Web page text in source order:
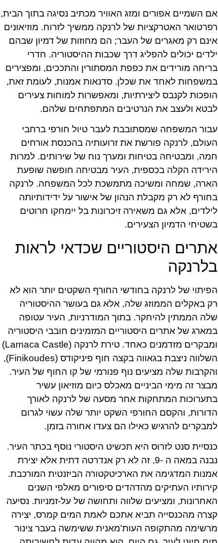
אם השמיים אפורים ומזג האוויר מכתיב נסיגה בתוך הבית,
רפרטואר האטרקציות של לרנקה ממשיך לזרוח. מוזיאונים
אינם רק מאגרים של העבר; הם מחוזות של דמיון שבהם
ילדים יכולים להפליג דרך שכבות ההיסטוריה. חדרי
בריחה מורידים את כפפת המסתורין והתככים, ומפצירים
במשפחות לאחד את שכלן. סדנאות אמנות, לעומת זאת,
הופכות לקנבס ליצירתיות, ומאפשרות למוחות צעירים
לבטא ולעצב את הנרטיבים המתפתחים שלהם.
עבור המשפחה שמסתובבת לעבר טיול חורפי ברחבי
העולם, לרנקה פורשת את זרועותיה בהכנסת אורחים
חמה, ומבטיחה בטיחות ומערך נוח של שירותים. למרות
הירידה הקלה בכספית, העיר מבטיחה חופשה שופעת
הארה, שמחה ומשיכה מתמשכת לכל המשפחה. לרנקה
בחורף לא רק מקבלת הנהון של אישור על ידידותיותה
לילדים, אלא גם משאירה זיכרונות בל יימחקו חרוטים
בשטיחי הדמיון הצעירים.
אתרים היסטוריים שכדאי לראות
בלרנקה
הפיתוי של לרנקה בחודשי החורף השקטים יותר הוא לא
רק באקלים הממוזג שלה, אלא גם בעושר ההיסטוריה
שלה הממתין להיחקר. בתוך המודרניות, העיר עטופה
במארג של אתרים היסטוריים המזמינים חובבי היסטוריה
ומבקרים מזדמנים כאחד. טירת לרנקה (Larnaca Castle)
השלווה ניצבת בגאווה בקצה חוף פיניקודס (Finikoudes),
והקרבות שלה מציעים נוף פנורמי של קו החוף של העיר.
מבצר זה מימי הביניים מאכלס כיום מוזיאון עשיר
בתערוכות המתחקות אחר מסעה של לרנקה לאורך
הדורות, והקסם החורפי השקט יותר שלה עשוי לגרום
למבקרים להרגיש כאילו הם צעדו אחורה בזמן.
כנסיית סנט לזרוס היא תכשיט היסטורי נוסף בכתר העיר.
נבנה במאה ה -9, זה לא רק אנדרטה דתית אלא יצירת
אמנות המדגימה את הארכיטקטורה הביזנטית המורכבת.
קירותיו העתיקים מהדהדים סיפורים מאלפי השנים
האחרונות, ומציעים שלווה ותחושה של על-זמניות. נסיעה
קצרה מהכנסייה תביא אתכם לאמת המים קמרס, יצירה
מרשימה מהתקופה העות'מאנית ששימשה בעבר צינור